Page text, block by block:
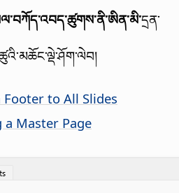
དྲན་
to All Slides
a Master Page